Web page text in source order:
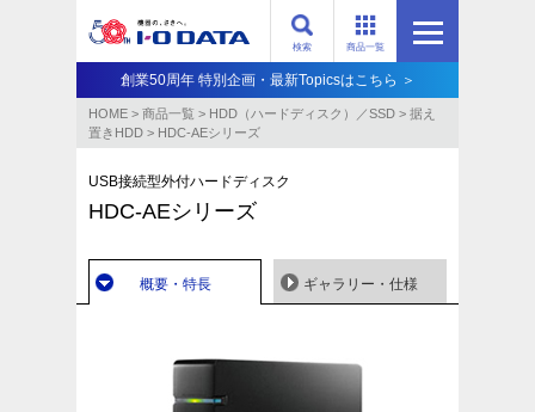
商品一覧
検索
創業50周年 特別企画・最新Topicsはこちら ＞
HOME > 商品一覧 > HDD（ハードディスク）／SSD > 据え
置きHDD > HDC-AEシリーズ
USB接続型外付ハードディスク
HDC-AEシリーズ
概要・特長 ギャラリー・仕様